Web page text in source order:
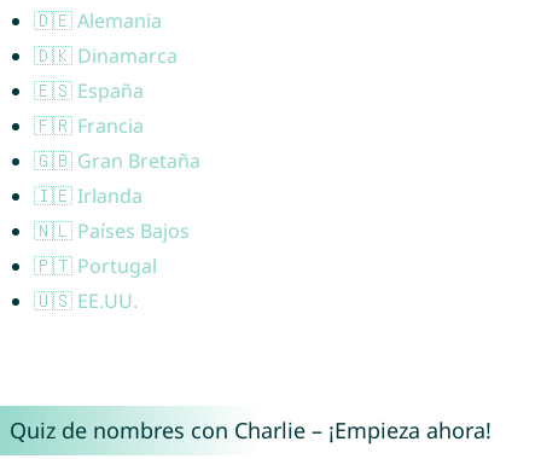
🇩🇪 Alemania
🇩🇰 Dinamarca
🇪🇸 España
🇫🇷 Francia
🇬🇧 Gran Bretaña
🇮🇪 Irlanda
🇳🇱 Países Bajos
🇵🇹 Portugal
🇺🇸 EE.UU.
Quiz de nombres con Charlie – ¡Empieza ahora!